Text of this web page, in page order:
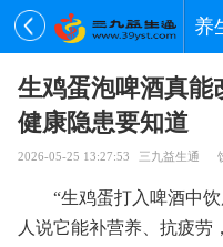
养
生鸡蛋泡啤酒真能
健康隐患要知道
2026-05-25 13:27:53 三九益生通
“生鸡蛋打入啤酒中
人说它能补营养、抗疲